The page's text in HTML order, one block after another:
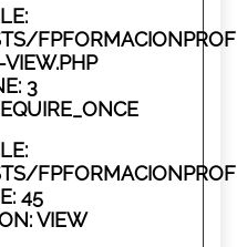
3
45
VIEW